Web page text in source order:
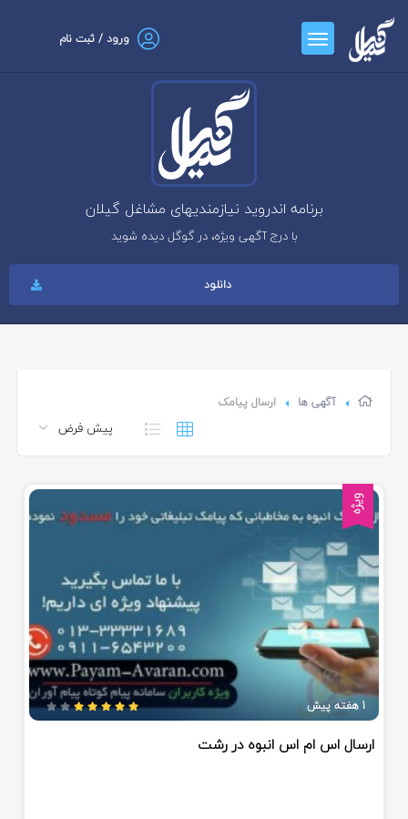
ورود / ثبت نام
برنامه اندروید نیازمندیهای مشاغل گیلان
با درج آگهی ویژه، در گوگل دیده شوید
دانلود
آگهی ها ارسال پیامک
ویژه
1 هفته پیش
ارسال اس ام اس انبوه در رشت